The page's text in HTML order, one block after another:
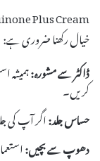
خیال رکھنا ضروری ہے:
ڈاکٹر سے مشورہ:ہمیشہ
کریں۔
حساس جلد:اگر آپ کی
دھوپ سے بچیں: